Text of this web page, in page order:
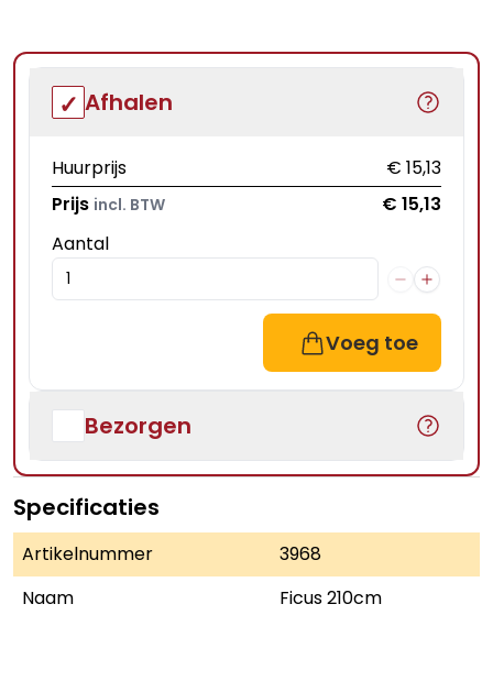
Afhalen
Huurprijs
€ 15,13
Prijs incl. BTW
€ 15,13
Aantal
Voeg toe
Bezorgen
Specificaties
Artikelnummer
3968
Naam
Ficus 210cm